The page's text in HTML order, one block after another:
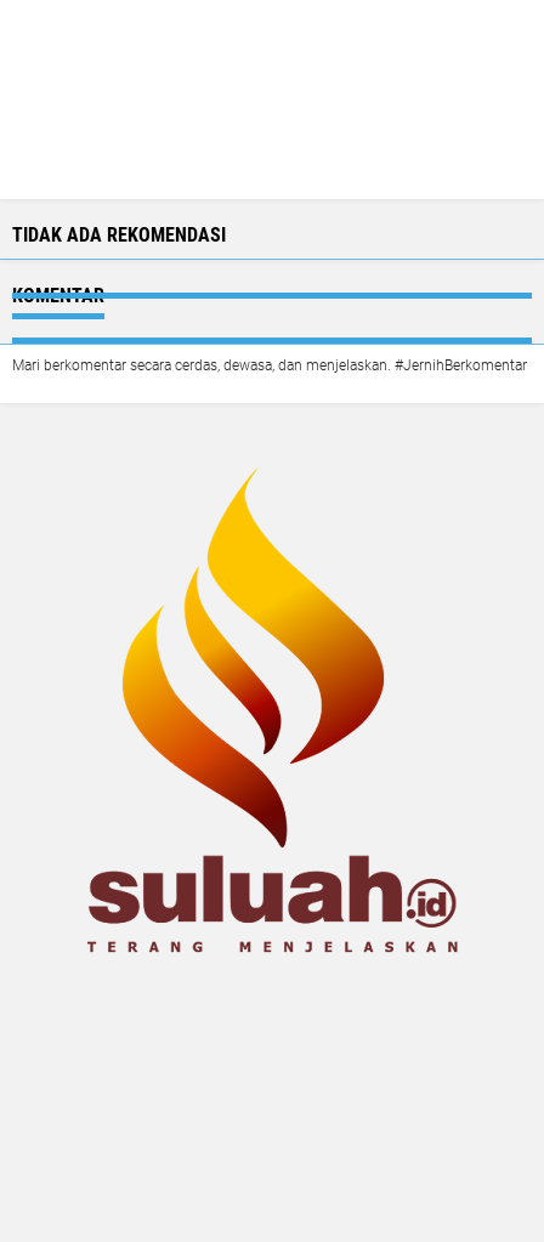
TIDAK ADA REKOMENDASI
KOMENTAR
Mari berkomentar secara cerdas, dewasa, dan menjelaskan. #JernihBerkomentar